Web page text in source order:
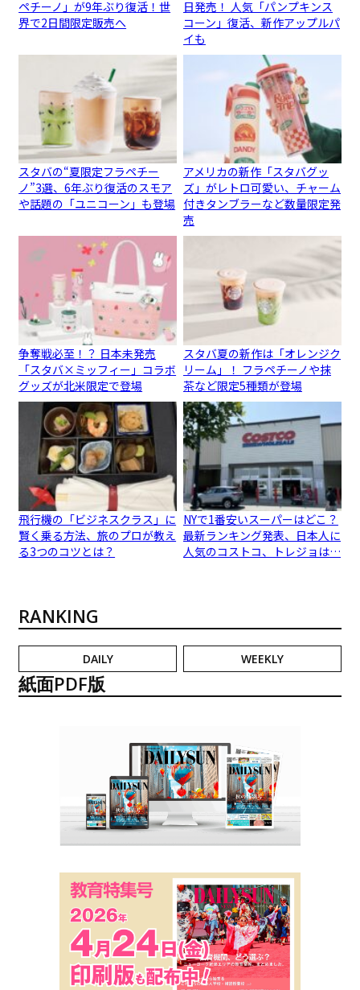
ペチーノ」が9年ぶり復活！世
界で2日間限定販売へ
日発売！ 人気「パンプキンス
コーン」復活、新作アップルパ
イも
スタバの“夏限定フラペチー
ノ”3選、6年ぶり復活のスモア
や話題の「ユニコーン」も登場
アメリカの新作「スタバグッ
ズ」がレトロ可愛い、チャーム
付きタンブラーなど数量限定発
売
争奪戦必至！？ 日本未発売
「スタバ×ミッフィー」コラボ
グッズが北米限定で登場
スタバ夏の新作は「オレンジク
リーム」！ フラペチーノや抹
茶など限定5種類が登場
飛行機の「ビジネスクラス」に
賢く乗る方法、旅のプロが教え
る3つのコツとは？
NYで1番安いスーパーはどこ？
最新ランキング発表、日本人に
人気のコストコ、トレジョは…
RANKING
DAILY WEEKLY
紙面PDF版